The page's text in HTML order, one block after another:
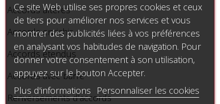
Accords altérés
Accords enrichis
Accords étendus
Accords avec barre
Renversements d'accords
Ce site Web utilise ses propres cookies et ceux
de tiers pour améliorer nos services et vous
montrer des publicités liées à vos préférences
en analysant vos habitudes de navigation. Pour
donner votre consentement à son utilisation,
appuyez sur le bouton Accepter.
Plus d'informations
Personnaliser les cookies